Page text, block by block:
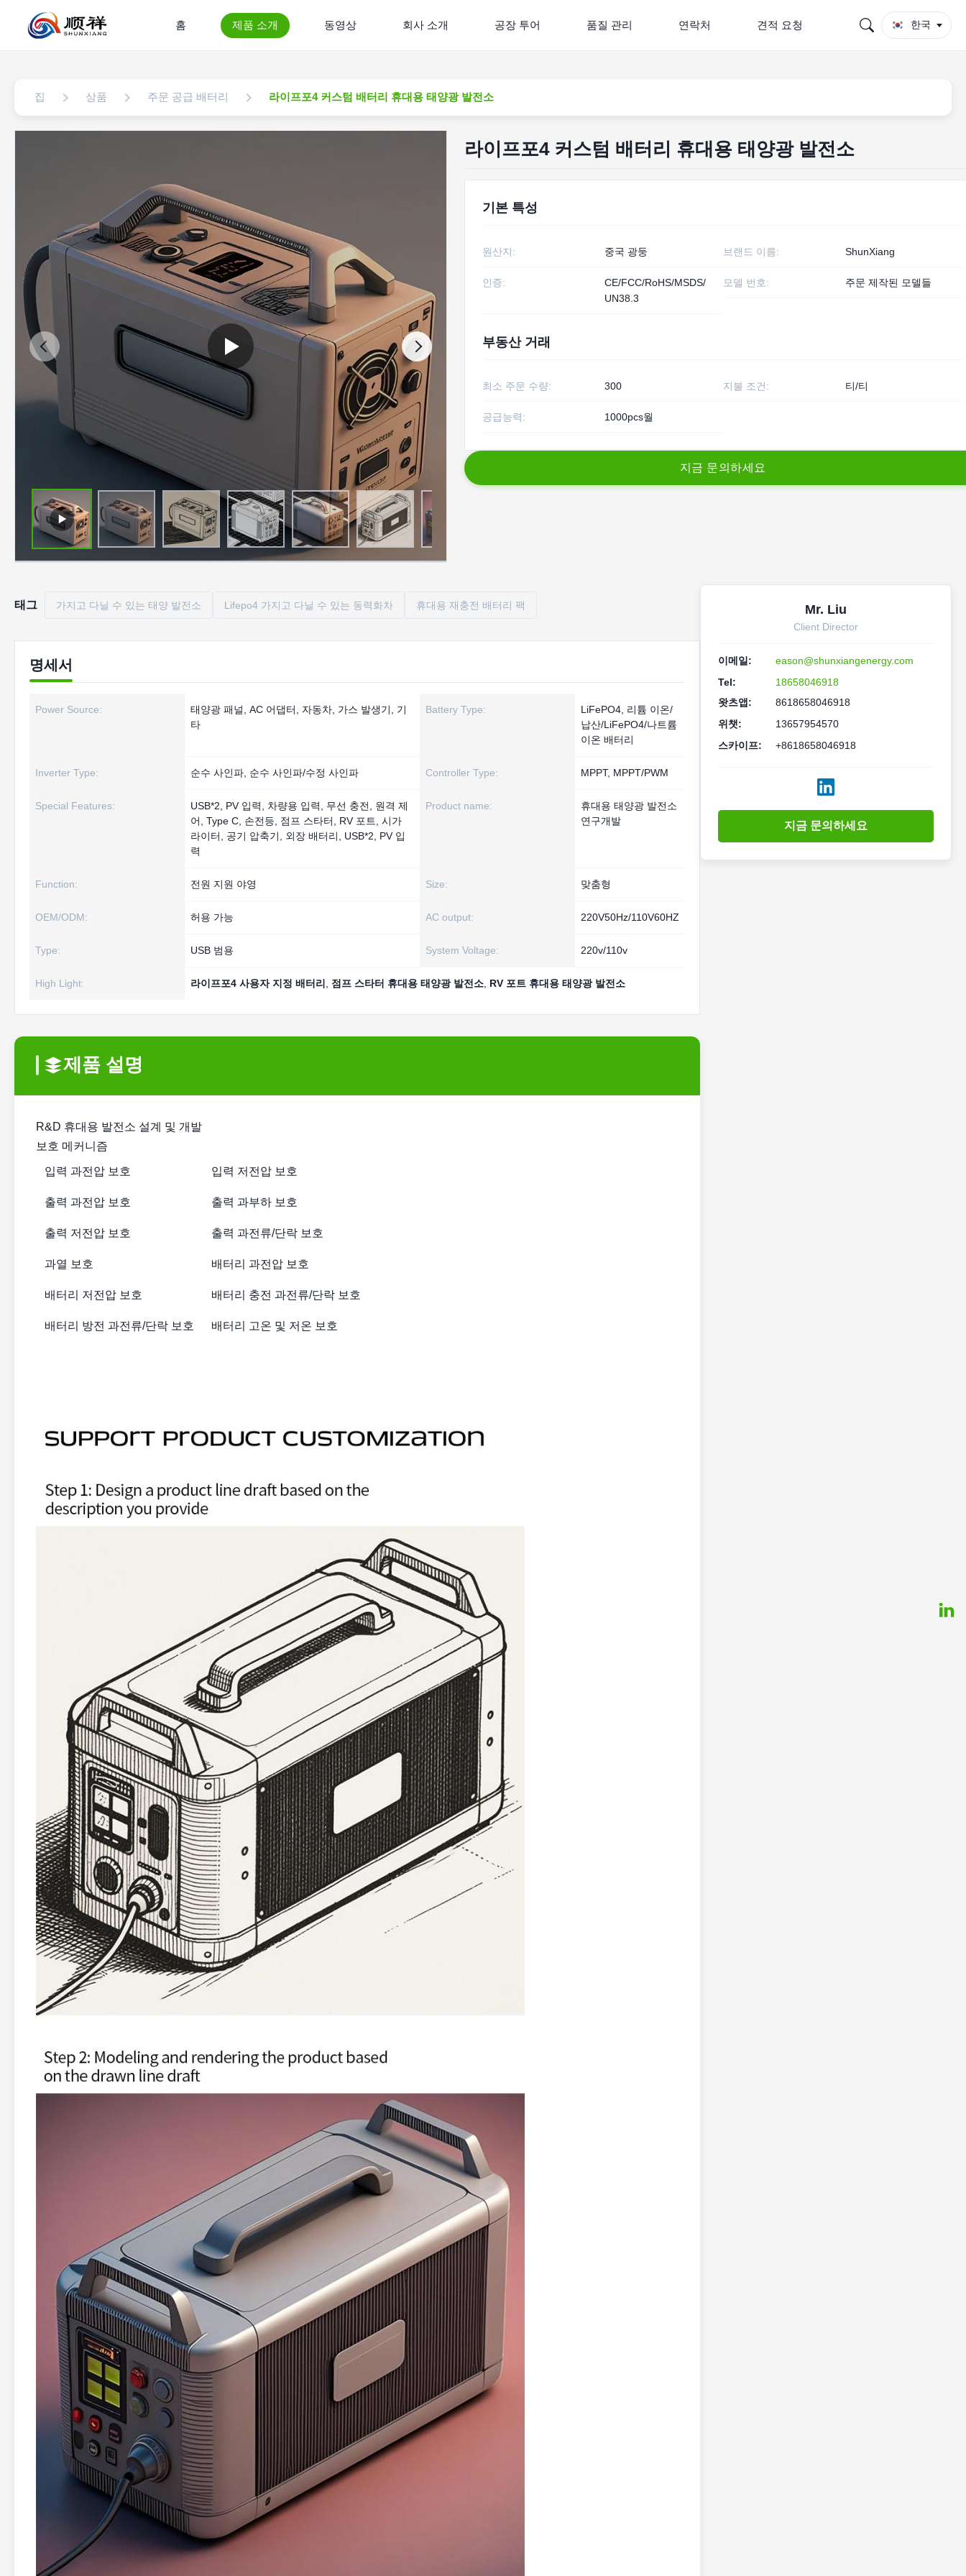
홈 제품 소개 동영상 회사 소개 공장 투어 품질 관리 연락처 견적 요청 한국
집 상품 주문 공급 배터리 라이프포4 커스텀 배터리 휴대용 태양광 발전소
라이프포4 커스텀 배터리 휴대용 태양광 발전소
기본 특성
원산지: 중국 광둥 브랜드 이름: ShunXiang
인증:
CE/FCC/RoHS/MSDS/
UN38.3
모델 번호: 주문 제작된 모델들
부동산 거래
최소 주문 수량: 300 지불 조건: 티/티
공급능력: 1000pcs월
지 금 문의하세 요
태그 가지고 다닐 수 있는 태양 발전소 Lifepo4 가지고 다닐 수 있는 동력화차 휴대용 재충전 배터리 팩
명세서
Power Source:
태양광 패널, AC 어댑터, 자동차, 가스 발생기, 기
타
Battery Type:
LiFePO4, 리튬 이온/
납산/LiFePO4/나트륨
이온 배터리
Inverter Type: 순수 사인파, 순수 사인파/수정 사인파 Controller Type: MPPT, MPPT/PWM
Special Features:
USB*2, PV 입력, 차량용 입력, 무선 충전, 원격 제
어, Type C, 손전등, 점프 스타터, RV 포트, 시가
라이터, 공기 압축기, 외장 배터리, USB*2, PV 입
력
Product name:
휴대용 태양광 발전소
연구개발
Function: 전원 지원 야영 Size: 맞춤형
OEM/ODM: 허용 가능 AC output: 220V50Hz/110V60HZ
Type: USB 범용 System Voltage: 220v/110v
High Light: 라이프포4 사용자 지정 배터리 점프 스타터 휴대용 태양광 발전소 RV 포트 휴대용 태양광 발전소
제품 설명
R&D 휴대용 발전소 설계 및 개발
보호 메커니즘
입력 과전압 보호 입력 저전압 보호
출력 과전압 보호 출력 과부하 보호
출력 저전압 보호 출력 과전류/단락 보호
과열 보호 배터리 과전압 보호
배터리 저전압 보호 배터리 충전 과전류/단락 보호
배터리 방전 과전류/단락 보호 배터리 고온 및 저온 보호
Mr. Liu
Client Director
이메일:
eason@shunxiangenergy.com
Tel:
18658046918
왓츠앱:
8618658046918
위챗:
13657954570
스카이프:
+8618658046918
지금 문의하세요